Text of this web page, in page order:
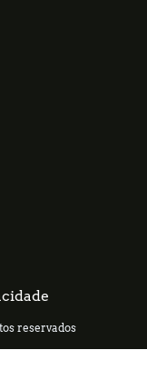
reservados